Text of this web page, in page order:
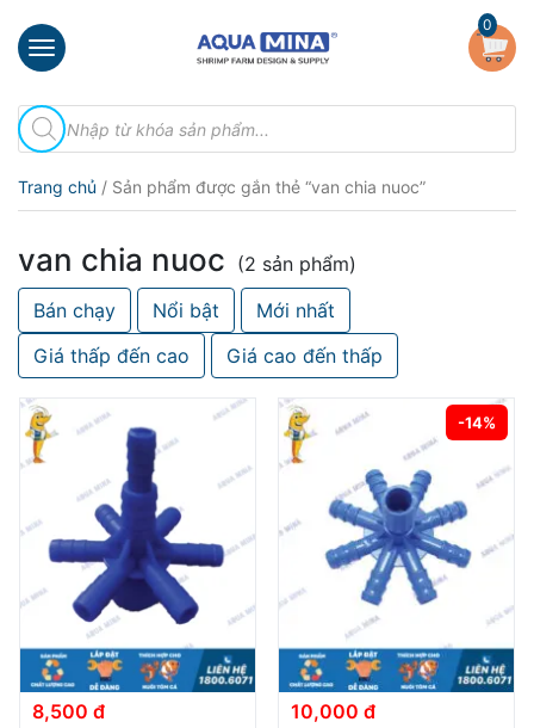
×
chủ
thiệu
phẩm
Đầu
Phun
Bọt
Khí
Ventek
lắp
Quy
Blog
chia
0
Tìm
kiếm
sản
Trang chủ / Sản phẩm được gắn thẻ “van chia nuoc”
van chia nuoc (2 sản phẩm)
Bán chạy
Nổi bật
Mới nhất
Giá thấp đến cao
Giá cao đến thấp
8,500 đ
-14%
10,000 đ